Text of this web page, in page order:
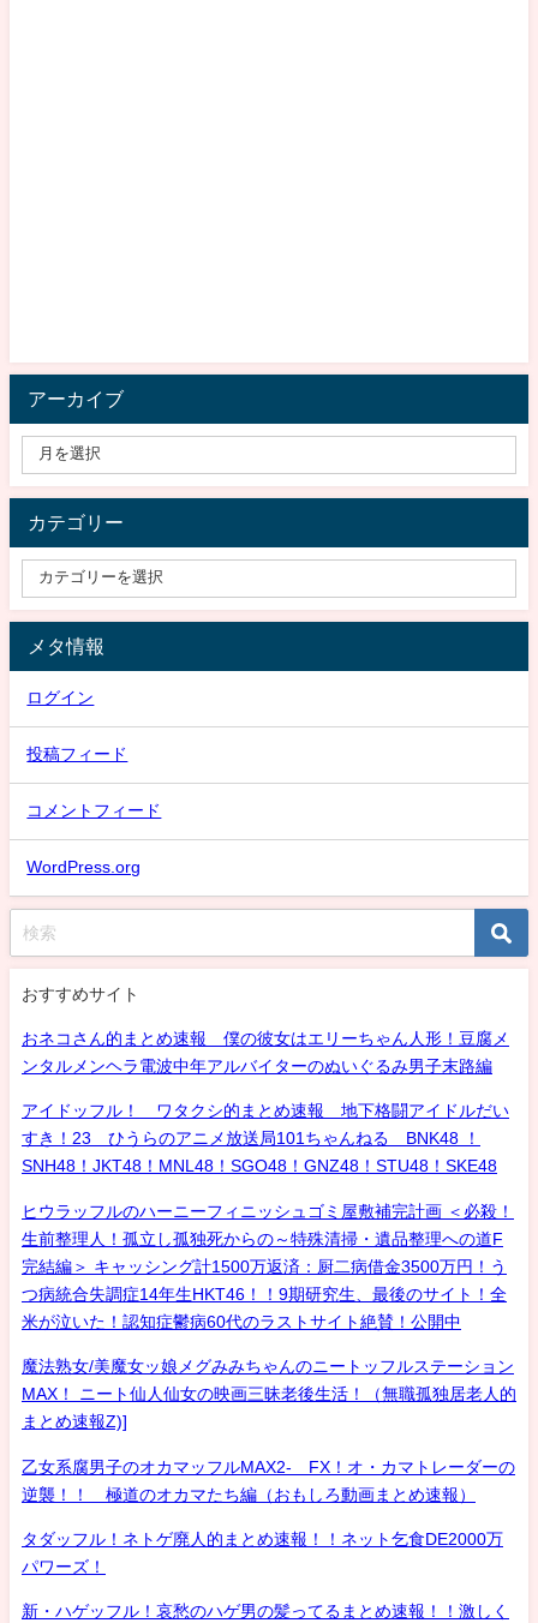
アーカイブ
カテゴリー
メタ情報
ログイン
投稿フィード
コメントフィード
WordPress.org
おすすめサイト
おネコさん的まとめ速報 僕の彼女はエリーちゃん人形！豆腐メ
ンタルメンヘラ電波中年アルバイターのぬいぐるみ男子末路編
アイドッフル！ ワタクシ的まとめ速報 地下格闘アイドルだい
すき！23 ひうらのアニメ放送局101ちゃんねる BNK48 ！
SNH48！JKT48！MNL48！SGO48！GNZ48！STU48！SKE48
ヒウラッフルのハーニーフィニッシュゴミ屋敷補完計画 ＜必殺！
生前整理人！孤立し孤独死からの～特殊清掃・遺品整理への道F
完結編＞ キャッシング計1500万返済：厨二病借金3500万円！う
つ病統合失調症14年生HKT46！！9期研究生、最後のサイト！全
米が泣いた！認知症鬱病60代のラストサイト絶賛！公開中
魔法熟女/美魔女ッ娘メグみみちゃんのニートッフルステーション
MAX！ ニート仙人仙女の映画三昧老後生活！（無職孤独居老人的
まとめ速報Z)]
乙女系腐男子のオカマッフルMAX2- FX！オ・カマトレーダーの
逆襲！！ 極道のオカマたち編（おもしろ動画まとめ速報）
タダッフル！ネトゲ廃人的まとめ速報！！ネット乞食DE2000万
パワーズ！
新・ハゲッフル！哀愁のハゲ男の髪ってるまとめ速報！！激しく